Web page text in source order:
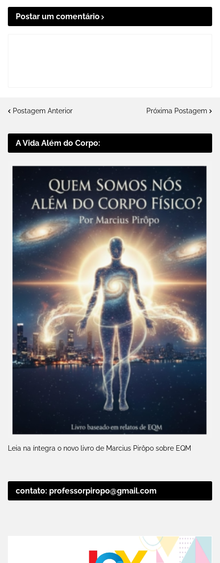
Postar um comentário
Postagem Anterior Próxima Postagem
A Vida Além do Corpo:
Leia na íntegra o novo livro de Marcius Pirôpo sobre EQM
contato: professorpiropo@gmail.com